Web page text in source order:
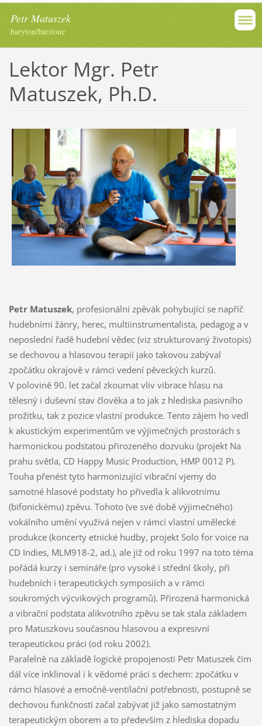
Petr Matuszek
baryton/baritone
Lektor Mgr. Petr
Matuszek, Ph.D.
Petr Matuszek, profesionální zpěvák pohybující se napříč
hudebními žánry, herec, multiinstrumentalista, pedagog a v
neposlední řadě hudební vědec (viz strukturovaný životopis)
se dechovou a hlasovou terapií jako takovou zabýval
zpočátku okrajově v rámci vedení pěveckých kurzů.
V polovině 90. let začal zkoumat vliv vibrace hlasu na
tělesný i duševní stav člověka a to jak z hlediska pasivního
prožitku, tak z pozice vlastní produkce. Tento zájem ho vedl
k akustickým experimentům ve výjimečných prostorách s
harmonickou podstatou přirozeného dozvuku (projekt Na
prahu světla, CD Happy Music Production, HMP 0012 P).
Touha přenést tyto harmonizující vibrační vjemy do
samotné hlasové podstaty ho přivedla k alikvotnímu
(bifonickému) zpěvu. Tohoto (ve své době výjimečného)
vokálního umění využívá nejen v rámci vlastní umělecké
produkce (koncerty etnické hudby, projekt Solo for voice na
CD Indies, MLM918-2, ad.), ale již od roku 1997 na toto téma
pořádá kurzy i semináře (pro vysoké i střední školy, při
hudebních i terapeutických symposiích a v rámci
soukromých výcvikových programů). Přirozená harmonická
a vibrační podstata alikvotního zpěvu se tak stala základem
pro Matuszkovu současnou hlasovou a expresivní
terapeutickou práci (od roku 2002).
Paralelně na základě logické propojenosti Petr Matuszek čím
dál více inklinoval i k vědomé práci s dechem: zpočátku v
rámci hlasové a emočně-ventilační potřebnosti, postupně se
dechovou funkčností začal zabývat již jako samostatným
terapeutickým oborem a to především z hlediska dopadu